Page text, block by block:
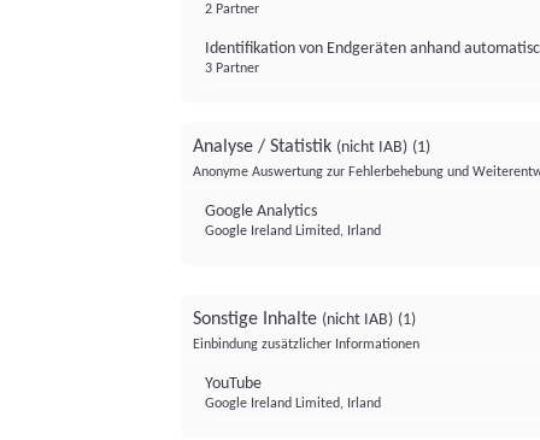
2 Partner
Identifikation von Endgeräten anhand
3 Partner
Analyse / Statistik (nicht IAB) (1)
Anonyme Auswertung zur Fehlerbehebung und
Google Analytics
Google Ireland Limited, Irland
Sonstige Inhalte (nicht IAB) (1)
Einbindung zusätzlicher Informationen
YouTube
Google Ireland Limited, Irland